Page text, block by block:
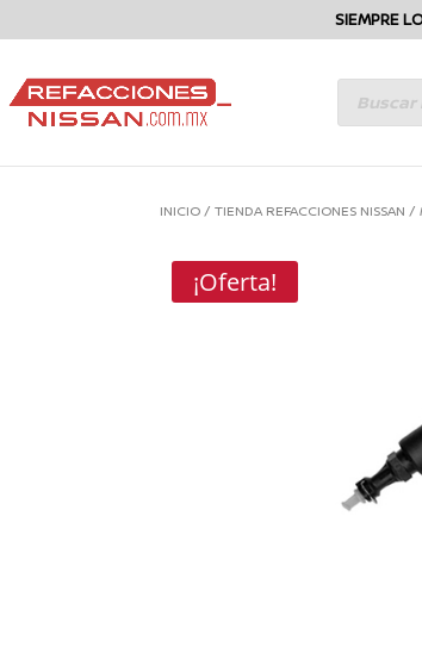
SIEMPRE
DE
INICIO /TIENDA REFACCIONES NISSAN /
¡Oferta!